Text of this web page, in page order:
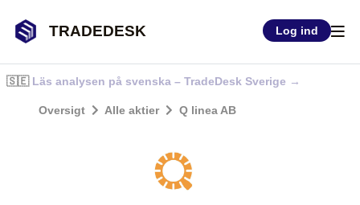
TRADEDESK Log ind
🇸🇪 Läs analysen på svenska – TradeDesk Sverige →
Oversigt Alle aktier Q linea AB